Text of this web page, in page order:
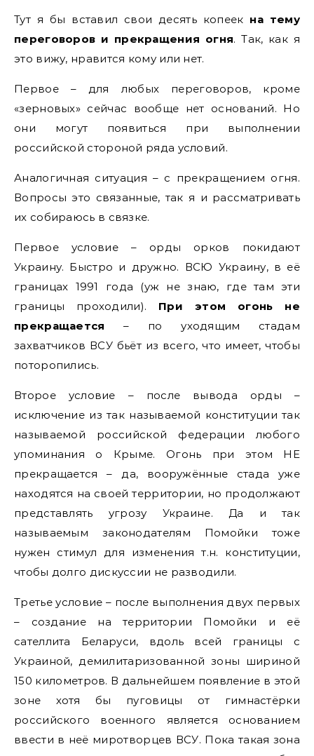
Тут я бы вставил свои десять копеек на тему
переговоров и прекращения огня. Так, как я
это вижу, нравится кому или нет.
Первое – для любых переговоров, кроме
«зерновых» сейчас вообще нет оснований. Но
они могут появиться при выполнении
российской стороной ряда условий.
Аналогичная ситуация – с прекращением огня.
Вопросы это связанные, так я и рассматривать
их собираюсь в связке.
Первое условие – орды орков покидают
Украину. Быстро и дружно. ВСЮ Украину, в её
границах 1991 года (уж не знаю, где там эти
границы проходили). При этом огонь не
прекращается – по уходящим стадам
захватчиков ВСУ бьёт из всего, что имеет, чтобы
поторопились.
Второе условие – после вывода орды –
исключение из так называемой конституции так
называемой российской федерации любого
упоминания о Крыме. Огонь при этом НЕ
прекращается – да, вооружённые стада уже
находятся на своей территории, но продолжают
представлять угрозу Украине. Да и так
называемым законодателям Помойки тоже
нужен стимул для изменения т.н. конституции,
чтобы долго дискуссии не разводили.
Третье условие – после выполнения двух первых
– создание на территории Помойки и её
сателлита Беларуси, вдоль всей границы с
Украиной, демилитаризованной зоны шириной
150 километров. В дальнейшем появление в этой
зоне хотя бы пуговицы от гимнастёрки
российского военного является основанием
ввести в неё миротворцев ВСУ. Пока такая зона